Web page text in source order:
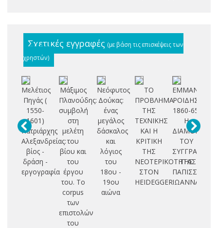
Σχετικές εγγραφές (με βάση τις επισκέψεις των
χρηστών)
Μελέτιος
Πηγάς (
1550-
1601)
Πατριάρχης
Αλεξανδρείας:
βίος -
δράση -
εργογραφία
Μάξιμος
Πλανούδης:
συμβολή
στη
μελέτη
του
βίου και
του
έργου
του. Το
corpus
των
επιστολών
του
Νεόφυτος
Δούκας:
ένας
μεγάλος
δάσκαλος
και
λόγιος
του
18ου -
19ου
αιώνα
ΤΟ
ΠΡΟΒΛΗΜΑ
ΤΗΣ
ΤΕΧΝΙΚΗΣ
ΚΑΙ Η
ΚΡΙΤΙΚΗ
ΤΗΣ
ΝΕΟΤΕΡΙΚΟΤΗΤΑΣ
ΣΤΟΝ
HEIDEGGER
ΕΜΜΑΝΟΥΗΛ
ΡΟΙΔΗΣ,
1860-65:
Η
ΤΟΥ
ΣΥΓΓΡΑΦΕΑ
ΤΗΣ
ΠΑΠΙΣΣΑΣ
ΙΩΑΝΝΑΣ